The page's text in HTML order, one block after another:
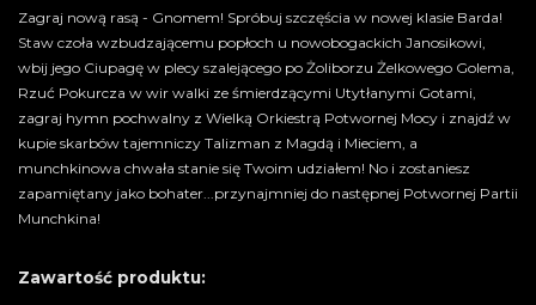
Zagraj nową rasą - Gnomem! Spróbuj szczęścia w nowej klasie Barda!
Staw czoła wzbudzającemu popłoch u nowobogackich Janosikowi,
wbij jego Ciupagę w plecy szalejącego po Żoliborzu Żelkowego Golema,
Rzuć Pokurcza w wir walki ze śmierdzącymi Utytłanymi Gotami,
zagraj hymn pochwalny z Wielką Orkiestrą Potwornej Mocy i znajdź w
kupie skarbów tajemniczy Talizman z Magdą i Mieciem, a
munchkinowa chwała stanie się Twoim udziałem! No i zostaniesz
zapamiętany jako bohater...przynajmniej do następnej Potwornej Partii
Munchkina!
Zawartość produktu: